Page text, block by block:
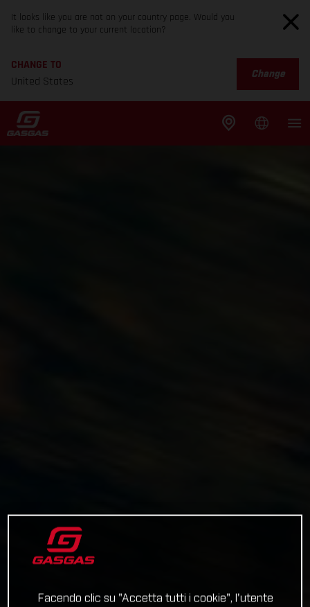
It looks like you are not on your country page. Would you
like to change to your current location?
CHANGE TO
United States
Change
Facendo clic su "Accetta tutti i cookie", l'utente